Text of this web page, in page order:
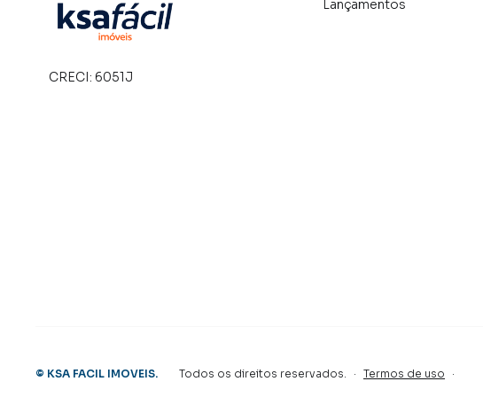
CRECI: 6051J
Lançamentos
© KSA FACIL IMOVEIS. Todos os direitos reservados. · Termos de uso ·